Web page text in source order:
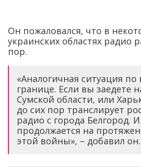
Он пожаловался, что в
украинских областях радио
пор.
«Аналогичная ситуация по
границе. Если вы заедете
Сумской области, или
до сих пор транслирует
радио с города Белгород.
продолжается на
этой войны», – добавил он.